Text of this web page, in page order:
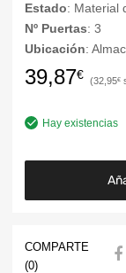
Estado: Material
Nº Puertas: 3
Ubicación:
39,87€ 32,95€
Hay existencias
COMPARTE
(0)